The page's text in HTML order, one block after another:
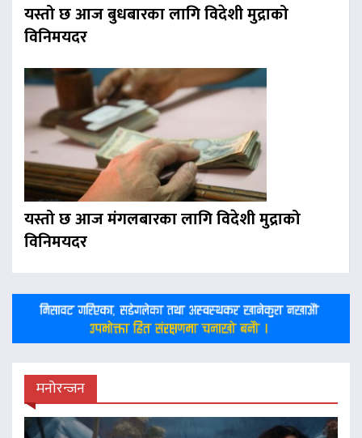
यस्तो छ आज बुधबारका लागि विदेशी मुद्राको
विनिमयदर
यस्तो छ आज मंगलबारका लागि विदेशी मुद्राको
विनिमयदर
मनोरन्जन